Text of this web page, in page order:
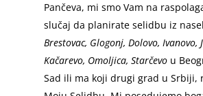
Pančeva, mi smo Vam na
slučaj da planirate selidbu iz
Brestovac, Glogonj, Dolovo, Ivanovo,
Kačarevo, Omoljica, Starčevo u
Sad ili ma koji drugi grad u Srbiji,